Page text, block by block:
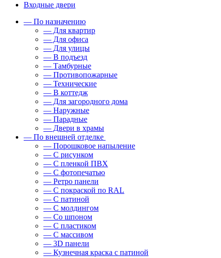
Входные двери
— По назначению
— Для квартир
— Для офиса
— Для улицы
— В подъезд
— Тамбурные
— Противопожарные
— Технические
— В коттедж
— Для загородного дома
— Наружные
— Парадные
— Двери в храмы
— По внешней отделке
— Порошковое напыление
— С рисунком
— С пленкой ПВХ
— С фотопечатью
— Ретро панели
— С покраской по RAL
— С патиной
— С молдингом
— Со шпоном
— С пластиком
— С массивом
— 3D панели
— Кузнечная краска с патиной